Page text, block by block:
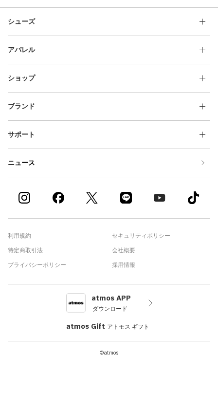
シューズ
アパレル
ショップ
ブランド
サポート
ニュース
利用規約
特定商取引法
プライバシーポリシー
セキュリティポリシー
会社概要
採用情報
atmos APP
ダウンロード
atmos Gift アトモス ギフト
©atmos